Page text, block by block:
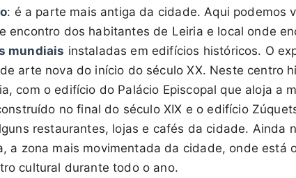
: é a parte mais antiga da cidade. Aqui podemos
encontro dos habitantes de Leiria e local onde
mundiais instaladas em edifícios históricos. O
arte nova do início do século XX. Neste centro
com o edifício do Palácio Episcopal que aloja a
no final do século XIX e o edifício
restaurantes, lojas e cafés da cidade. Ainda
a zona mais movimentada da cidade, onde está
cultural durante todo o ano.